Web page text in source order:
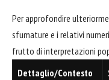
Per approfondire
sfumature e i relativi
frutto di interpretazioni
Dettaglio/Contesto